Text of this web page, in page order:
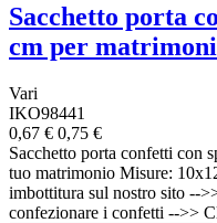
Sacchetto porta
cm per
Vari
IKO98441
0,67 € 0,75 €
Sacchetto porta confetti con
tuo matrimonio Misure:
imbottitura sul nostro sito --
confezionare i confetti -->>